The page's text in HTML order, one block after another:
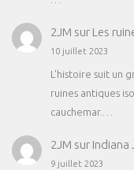
2JM sur Les
10 juillet 2023
L'histoire suit un
ruines antiques
cauchemar.…
2JM sur Indiana
9 juillet 2023